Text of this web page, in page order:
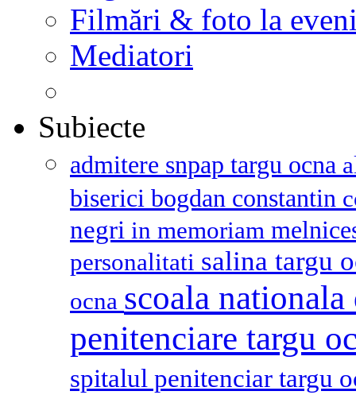
Filmări & foto la
Mediatori
Subiecte
admitere snpap targu ocna
biserici bogdan constantin
negri in memoriam
personalitati salina targu
ocna scoala
penitenciare targu
spitalul penitenciar targu